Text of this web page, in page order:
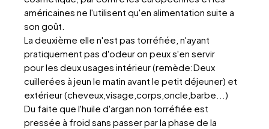
américaines ne l'utilisent qu'en alimentation suite a
son goût.
La deuxième elle n'est pas torréfiée, n'ayant
pratiquement pas d'odeur on peux s'en servir
pour les deux usages intérieur (remède:Deux
cuillerées à jeun le matin avant le petit déjeuner) et
extérieur (cheveux,visage,corps,oncle,barbe...)
Du faite que l'huile d'argan non torréfiée est
pressée à froid sans passer par la phase de la